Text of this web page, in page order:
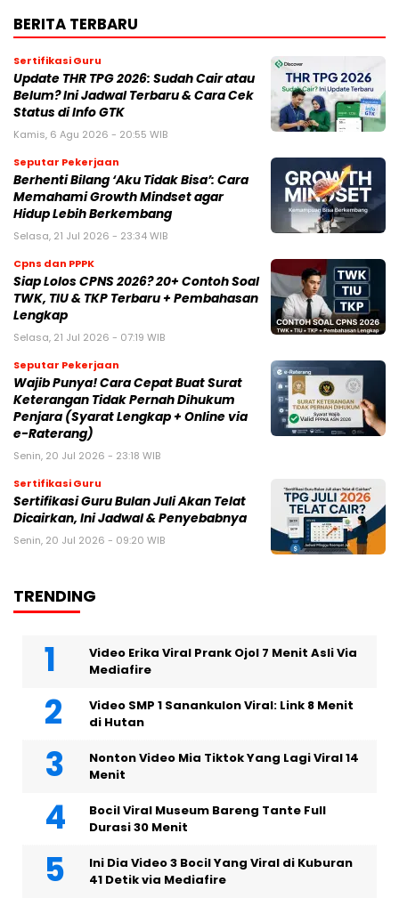
BERITA TERBARU
Sertifikasi Guru
Update THR TPG 2026: Sudah Cair atau
Belum? Ini Jadwal Terbaru & Cara Cek
Status di Info GTK
Kamis, 6 Agu 2026 - 20:55 WIB
Seputar Pekerjaan
Berhenti Bilang ‘Aku Tidak Bisa’: Cara
Memahami Growth Mindset agar
Hidup Lebih Berkembang
Selasa, 21 Jul 2026 - 23:34 WIB
Cpns dan PPPK
Siap Lolos CPNS 2026? 20+ Contoh Soal
TWK, TIU & TKP Terbaru + Pembahasan
Lengkap
Selasa, 21 Jul 2026 - 07:19 WIB
Seputar Pekerjaan
Wajib Punya! Cara Cepat Buat Surat
Keterangan Tidak Pernah Dihukum
Penjara (Syarat Lengkap + Online via
e-Raterang)
Senin, 20 Jul 2026 - 23:18 WIB
Sertifikasi Guru
Sertifikasi Guru Bulan Juli Akan Telat
Dicairkan, Ini Jadwal & Penyebabnya
Senin, 20 Jul 2026 - 09:20 WIB
TRENDING
Video Erika Viral Prank Ojol 7 Menit Asli Via
Mediafire
Video SMP 1 Sanankulon Viral: Link 8 Menit
di Hutan
Nonton Video Mia Tiktok Yang Lagi Viral 14
Menit
Bocil Viral Museum Bareng Tante Full
Durasi 30 Menit
Ini Dia Video 3 Bocil Yang Viral di Kuburan
41 Detik via Mediafire